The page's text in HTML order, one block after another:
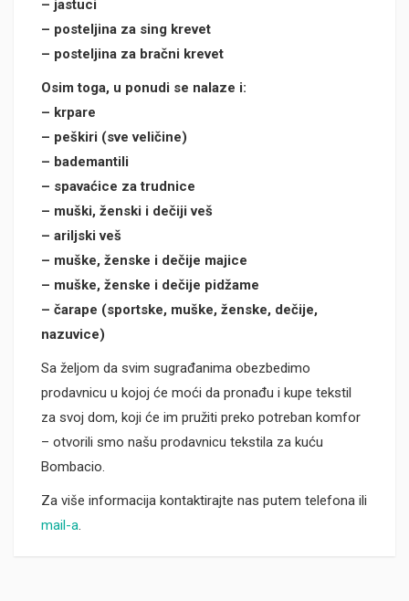
– jastuci
– posteljina za sing krevet
– posteljina za bračni krevet
Osim toga, u ponudi se nalaze i:
– krpare
– peškiri (sve veličine)
– bademantili
– spavaćice za trudnice
– muški, ženski i dečiji veš
– ariljski veš
– muške, ženske i dečije majice
– muške, ženske i dečije pidžame
– čarape (sportske, muške, ženske, dečije,
nazuvice)
Sa željom da svim sugrađanima obezbedimo
prodavnicu u kojoj će moći da pronađu i kupe tekstil
za svoj dom, koji će im pružiti preko potreban komfor
– otvorili smo našu prodavnicu tekstila za kuću
Bombacio.
Za više informacija kontaktirajte nas putem telefona ili
mail-a.